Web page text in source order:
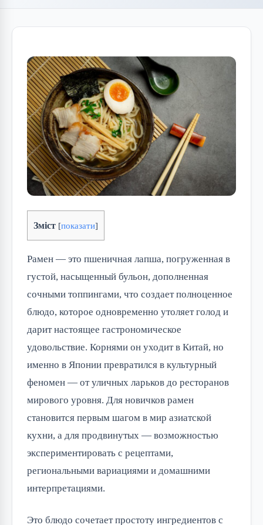
Зміст [показати]
Рамен — это пшеничная лапша, погруженная в
густой, насыщенный бульон, дополненная
сочными топпингами, что создает полноценное
блюдо, которое одновременно утоляет голод и
дарит настоящее гастрономическое
удовольствие. Корнями он уходит в Китай, но
именно в Японии превратился в культурный
феномен — от уличных ларьков до ресторанов
мирового уровня. Для новичков рамен
становится первым шагом в мир азиатской
кухни, а для продвинутых — возможностью
экспериментировать с рецептами,
региональными вариациями и домашними
интерпретациями.
Это блюдо сочетает простоту ингредиентов с